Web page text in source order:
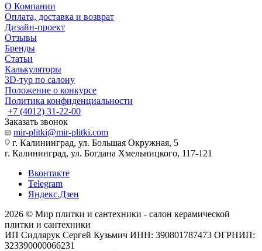
О Компании
Оплата, доставка и возврат
Дизайн-проект
Отзывы
Бренды
Статьи
Калькуляторы
3D-тур по салону
Положение о конкурсе
Политика конфиденциальности
+7 (4012) 31-22-00
Заказать звонок
mir-plitki@mir-plitki.com
г. Калининград, ул. Большая Окружная, 5
г. Калининград, ул. Богдана Хмельницкого, 117-121
Вконтакте
Telegram
Яндекс.Дзен
2026 © Мир плитки и сантехники - салон керамической
плитки и сантехники
ИП Сидлярук Сергей Кузьмич ИНН: 390801787473 ОГРНИП:
323390000066231